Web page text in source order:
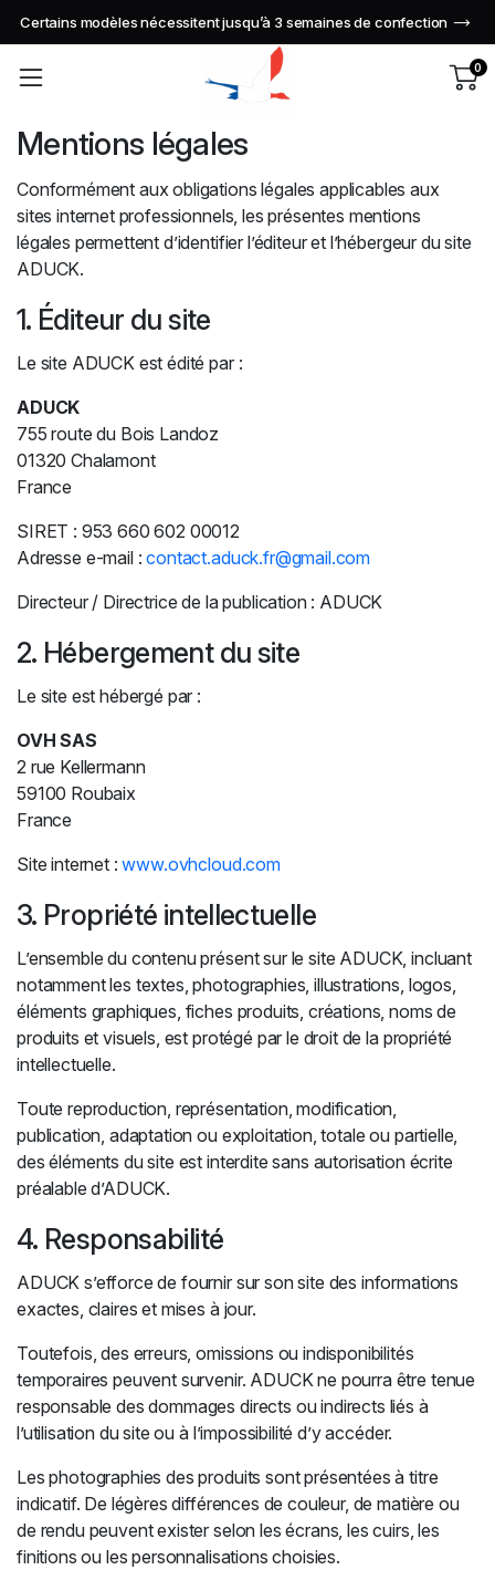
Certains modèles nécessitent jusqu’à 3 semaines de confection
0
Mentions légales
Conformément aux obligations légales applicables aux
sites internet professionnels, les présentes mentions
légales permettent d’identifier l’éditeur et l’hébergeur du site
ADUCK.
1. Éditeur du site
Le site ADUCK est édité par :
ADUCK
755 route du Bois Landoz
01320 Chalamont
France
SIRET : 953 660 602 00012
Adresse e-mail :contact.aduck.fr@gmail.com
Directeur / Directrice de la publication : ADUCK
2. Hébergement du site
Le site est hébergé par :
OVH SAS
2 rue Kellermann
59100 Roubaix
France
Site internet :www.ovhcloud.com
3. Propriété intellectuelle
L’ensemble du contenu présent sur le site ADUCK, incluant
notamment les textes, photographies, illustrations, logos,
éléments graphiques, fiches produits, créations, noms de
produits et visuels, est protégé par le droit de la propriété
intellectuelle.
Toute reproduction, représentation, modification,
publication, adaptation ou exploitation, totale ou partielle,
des éléments du site est interdite sans autorisation écrite
préalable d’ADUCK.
4. Responsabilité
ADUCK s’efforce de fournir sur son site des informations
exactes, claires et mises à jour.
Toutefois, des erreurs, omissions ou indisponibilités
temporaires peuvent survenir. ADUCK ne pourra être tenue
responsable des dommages directs ou indirects liés à
l’utilisation du site ou à l’impossibilité d’y accéder.
Les photographies des produits sont présentées à titre
indicatif. De légères différences de couleur, de matière ou
de rendu peuvent exister selon les écrans, les cuirs, les
finitions ou les personnalisations choisies.